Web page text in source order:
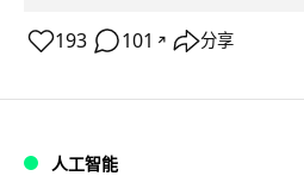
193 101 ↗ 分享
人工智能